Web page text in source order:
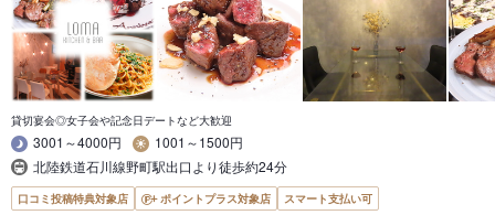
貸切宴会◎女子会や記念日デートなど大歓迎
3001～4000円
1001～1500円
北陸鉄道石川線野町駅出口より徒歩約24分
口コミ投稿特典対象店 ポイントプラス対象店 スマート支払い可